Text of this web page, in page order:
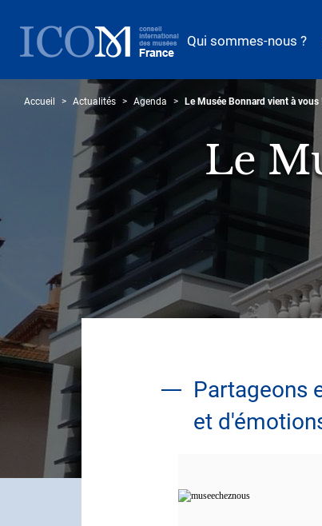
contenu
principal
Qui sommes-nous ?
Accueil Actualités Agenda Le Musée Bonnard vient à vous
Le
Sous-
Partageons
et